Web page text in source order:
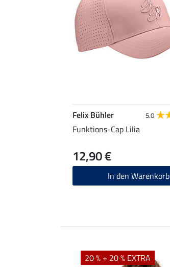
Felix Bühler 5.0
Funktions-Cap Lilia
12,90 €
In den Warenkorb
20 % + 20 % EXTRA